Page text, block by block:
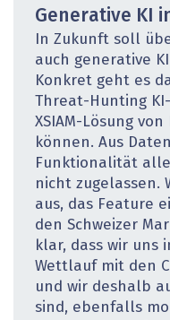
Generative KI
In Zukunft soll
auch generative
Konkret geht es
Threat-Hunting
XSIAM-Lösung
können. Aus
Funktionalität
nicht zugelassen.
aus, das Feature
den Schweizer
klar, dass wir uns
Wettlauf mit den
und wir deshalb
sind, ebenfalls